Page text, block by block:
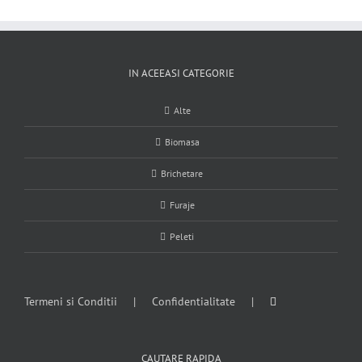
IN ACEEASI CATEGORIE
Alte
Biomasa
Brichetare
Furaje
Peleti
Termeni si Conditii Confidentialitate
CAUTARE RAPIDA